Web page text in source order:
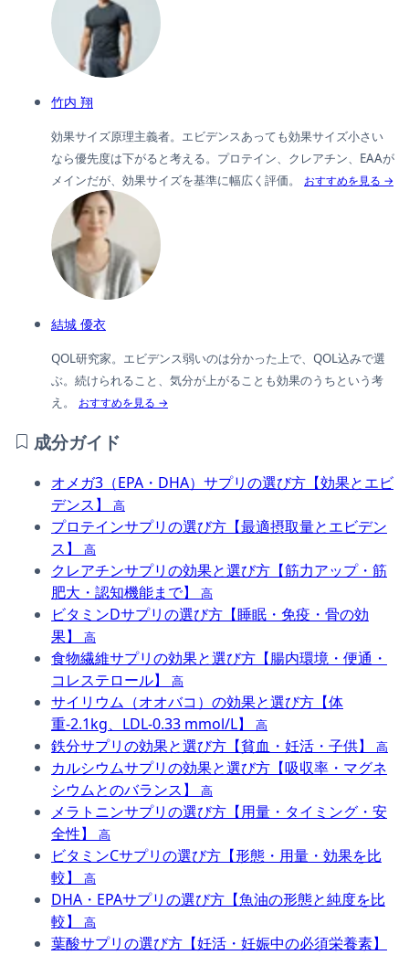
竹内 翔
効果サイズ原理主義者。エビデンスあっても効果サイズ小さい
なら優先度は下がると考える。プロテイン、クレアチン、EAAが
メインだが、効果サイズを基準に幅広く評価。
おすすめを見る →
結城 優衣
QOL研究家。エビデンス弱いのは分かった上で、QOL込みで選
ぶ。続けられること、気分が上がることも効果のうちという考
え。
おすすめを見る →
成分ガイド
オメガ3（EPA・DHA）サプリの選び方【効果とエビ
デンス】
高
プロテインサプリの選び方【最適摂取量とエビデン
ス】
高
クレアチンサプリの効果と選び方【筋力アップ・筋
肥大・認知機能まで】
高
ビタミンDサプリの選び方【睡眠・免疫・骨の効
果】
高
食物繊維サプリの効果と選び方【腸内環境・便通・
コレステロール】
高
サイリウム（オオバコ）の効果と選び方【体
重-2.1kg、LDL-0.33 mmol/L】
高
鉄分サプリの効果と選び方【貧血・妊活・子供】 高
カルシウムサプリの効果と選び方【吸収率・マグネ
シウムとのバランス】
高
メラトニンサプリの選び方【用量・タイミング・安
全性】
高
ビタミンCサプリの選び方【形態・用量・効果を比
較】
高
DHA・EPAサプリの選び方【魚油の形態と純度を比
較】
高
葉酸サプリの選び方【妊活・妊娠中の必須栄養素】